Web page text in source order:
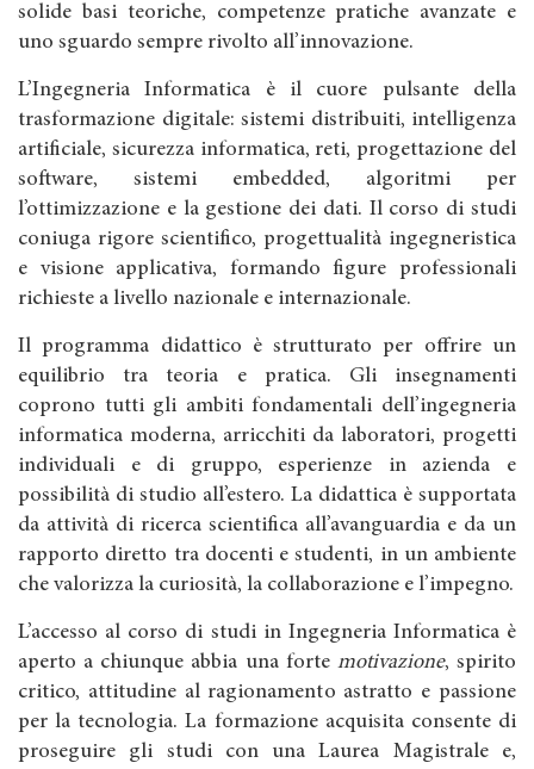
solide basi teoriche, competenze pratiche avanzate e
uno sguardo sempre rivolto all’innovazione.
L’Ingegneria Informatica è il cuore pulsante della
trasformazione digitale: sistemi distribuiti, intelligenza
artificiale, sicurezza informatica, reti, progettazione del
software, sistemi embedded, algoritmi per
l’ottimizzazione e la gestione dei dati. Il corso di studi
coniuga rigore scientifico, progettualità ingegneristica
e visione applicativa, formando figure professionali
richieste a livello nazionale e internazionale.
Il programma didattico è strutturato per offrire un
equilibrio tra teoria e pratica. Gli insegnamenti
coprono tutti gli ambiti fondamentali dell’ingegneria
informatica moderna, arricchiti da laboratori, progetti
individuali e di gruppo, esperienze in azienda e
possibilità di studio all’estero. La didattica è supportata
da attività di ricerca scientifica all’avanguardia e da un
rapporto diretto tra docenti e studenti, in un ambiente
che valorizza la curiosità, la collaborazione e l’impegno.
L’accesso al corso di studi in Ingegneria Informatica è
aperto a chiunque abbia una forte motivazione, spirito
critico, attitudine al ragionamento astratto e passione
per la tecnologia. La formazione acquisita consente di
proseguire gli studi con una Laurea Magistrale e,